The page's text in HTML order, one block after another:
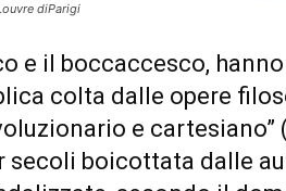
diParigi
e il boccaccesco,
colta dalle opere
e cartesiano”
secoli boicottata dalle